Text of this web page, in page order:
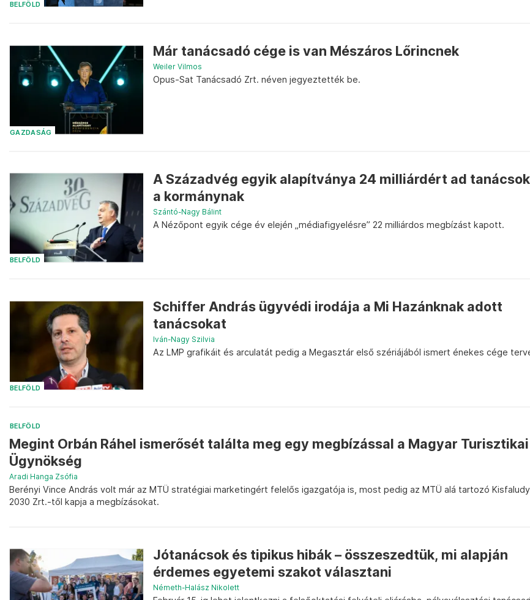
BELFÖLD
GAZDASÁG
Már tanácsadó cége is van Mészáros Lőrincnek
Weiler Vilmos
Opus-Sat Tanácsadó Zrt. néven jegyeztették be.
BELFÖLD
A Századvég egyik alapítványa 24 milliárdért ad
a kormánynak
Szántó-Nagy Bálint
A Nézőpont egyik cége év elején „médiafigyelésre” 22 milliárdos megbízást kapott.
BELFÖLD
Schiffer András ügyvédi irodája a Mi Hazánknak adott
tanácsokat
Iván-Nagy Szilvia
Az LMP grafikáit és arculatát pedig a Megasztár első szériájából ismert énekes cége
BELFÖLD
Megint Orbán Ráhel ismerősét találta meg egy megbízással a Magyar Turisztikai
Ügynökség
Aradi Hanga Zsófia
Berényi Vince András volt már az MTÜ stratégiai marketingért felelős igazgatója is, most pedig az MTÜ alá tartozó Kisfaludy
2030 Zrt.-től kapja a megbízásokat.
Jótanácsok és tipikus hibák – összeszedtük, mi alapján
érdemes egyetemi szakot választani
Németh-Halász Nikolett